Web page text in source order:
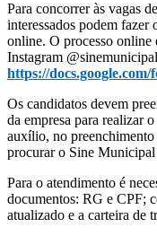
Para concorrer às vagas
interessados podem fazer
online. O processo
Instagram
https://
Os candidatos devem
da empresa para realizar
auxílio, no
procurar o Sine Municipal
Para o atendimento é
documentos: RG e CPF;
atualizado e a carteira de